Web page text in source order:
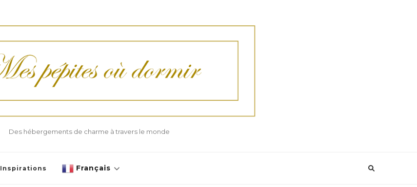
Des hébergements de charme à travers le monde
Inspirations Français